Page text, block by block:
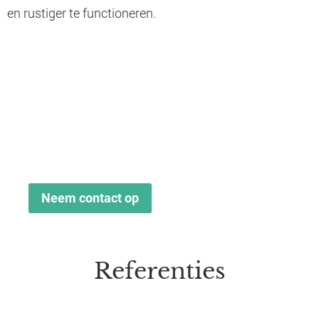
en rustiger te functioneren.
Neem contact op
Referenties